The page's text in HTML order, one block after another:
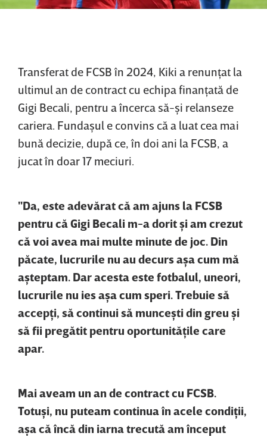
Transferat de FCSB în 2024, Kiki a renunţat la
ultimul an de contract cu echipa finanţată de
Gigi Becali, pentru a încerca să-şi relanseze
cariera. Fundaşul e convins că a luat cea mai
bună decizie, după ce, în doi ani la FCSB, a
jucat în doar 17 meciuri.
"Da, este adevărat că am ajuns la FCSB
pentru că Gigi Becali m-a dorit şi am crezut
că voi avea mai multe minute de joc. Din
păcate, lucrurile nu au decurs aşa cum mă
aşteptam. Dar acesta este fotbalul, uneori,
lucrurile nu ies aşa cum speri. Trebuie să
accepţi, să continui să munceşti din greu şi
să fii pregătit pentru oportunităţile care
apar.
Mai aveam un an de contract cu FCSB.
Totuşi, nu puteam continua în acele condiţii,
aşa că încă din iarna trecută am început